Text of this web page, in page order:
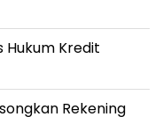
Hukum Kredit
Rekening